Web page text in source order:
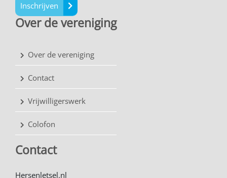
Inschrijven
Over de vereniging
Over de vereniging
Contact
Vrijwilligerswerk
Colofon
Contact
Hersenletsel.nl